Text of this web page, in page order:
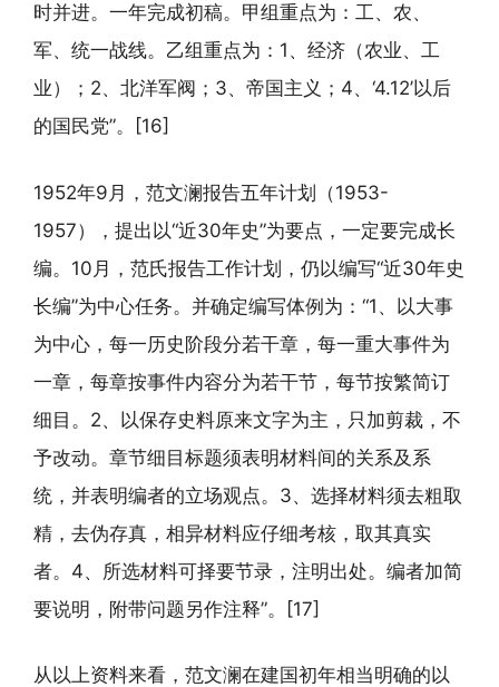
时并进。一年完成初稿。甲组重点为：工、农、
军、统一战线。乙组重点为：1、经济（农业、工
业）；2、北洋军阀；3、帝国主义；4、‘4.12’以后
的国民党”。[16]
1952年9月，范文澜报告五年计划（1953-
1957），提出以“近30年史”为要点，一定要完成长
编。10月，范氏报告工作计划，仍以编写“近30年史
长编”为中心任务。并确定编写体例为：“1、以大事
为中心，每一历史阶段分若干章，每一重大事件为
一章，每章按事件内容分为若干节，每节按繁简订
细目。2、以保存史料原来文字为主，只加剪裁，不
予改动。章节细目标题须表明材料间的关系及系
统，并表明编者的立场观点。3、选择材料须去粗取
精，去伪存真，相异材料应仔细考核，取其真实
者。4、所选材料可择要节录，注明出处。编者加简
要说明，附带问题另作注释”。[17]
从以上资料来看，范文澜在建国初年相当明确的以